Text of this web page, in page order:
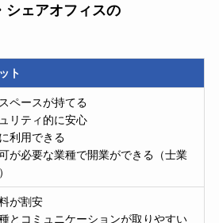
シェアオフィスの
ト
ペースが持てる
リティ的に安心
利用できる
が必要な業種で開業ができる（士業
が割安
とコミュニケーションが取りやすい